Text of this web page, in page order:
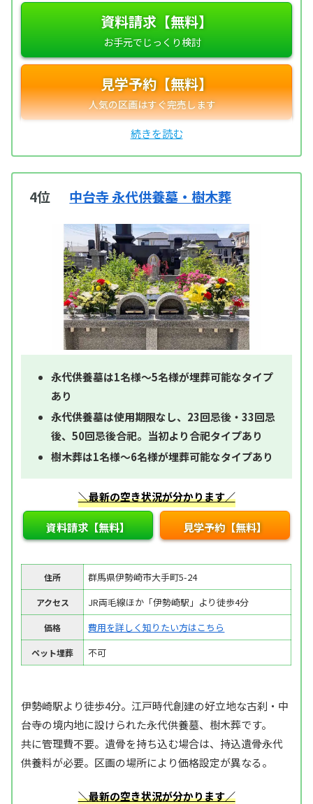
資料請求【無料】
見学予約【無料】
4位 中台寺 永代供養墓・樹木葬
永代供養墓は1名様～5名様が埋葬可能なタイプ
あり
永代供養墓は使用期限なし、23回忌後・33回忌
後、50回忌後合祀。当初より合祀タイプあり
樹木葬は1名様～6名様が埋葬可能なタイプあり
＼最新の空き状況が分かります／
資料請求【無料】 見学予約【無料】
住所 群馬県伊勢崎市大手町5-24
アクセス JR両毛線ほか「伊勢崎駅」より徒歩4分
価格 費用を詳しく知りたい方はこちら
ペット埋葬 不可
伊勢崎駅より徒歩4分。江戸時代創建の好立地な古刹・中
台寺の境内地に設けられた永代供養墓、樹木葬です。
共に管理費不要。遺骨を持ち込む場合は、持込遺骨永代
供養料が必要。区画の場所により価格設定が異なる。
＼最新の空き状況が分かります／